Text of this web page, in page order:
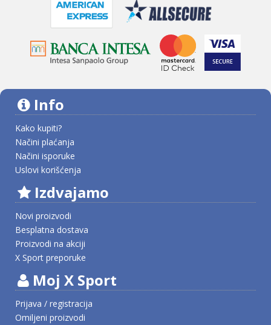
Info
Kako kupiti?
Načini plaćanja
Načini isporuke
Uslovi korišćenja
Izdvajamo
Novi proizvodi
Besplatna dostava
Proizvodi na akciji
X Sport preporuke
Moj X Sport
Prijava / registracija
Omiljeni proizvodi